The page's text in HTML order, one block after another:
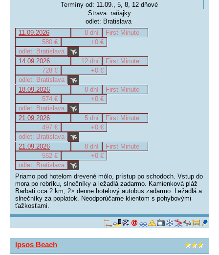
Termíny od: 11.09., 5, 8, 12 dňové
Strava: raňajky
odlet: Bratislava
11.09.2026
8 dní
First Minute
580 €
+0 €
odlet: Bratislava
14.09.2026
12 dní
First Minute
728 €
+0 €
odlet: Bratislava
18.09.2026
8 dní
First Minute
574 €
+0 €
odlet: Bratislava
21.09.2026
5 dní
First Minute
497 €
+0 €
odlet: Bratislava
21.09.2026
8 dní
First Minute
552 €
+0 €
odlet: Bratislava
Priamo pod hotelom drevené mólo, prístup po schodoch. Vstup do
mora po rebríku, slnečníky a ležadlá zadarmo. Kamienková pláž
Barbati cca 2 km, 2× denne hotelový autobus zadarmo. Ležadlá a
slnečníky za poplatok. Neodporúčame klientom s pohybovými
ťažkosťami.
Ipsos Beach